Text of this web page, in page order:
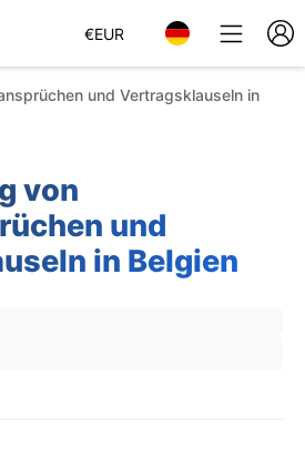
€EUR
und Vertragsklauseln in
von
und
in Belgien